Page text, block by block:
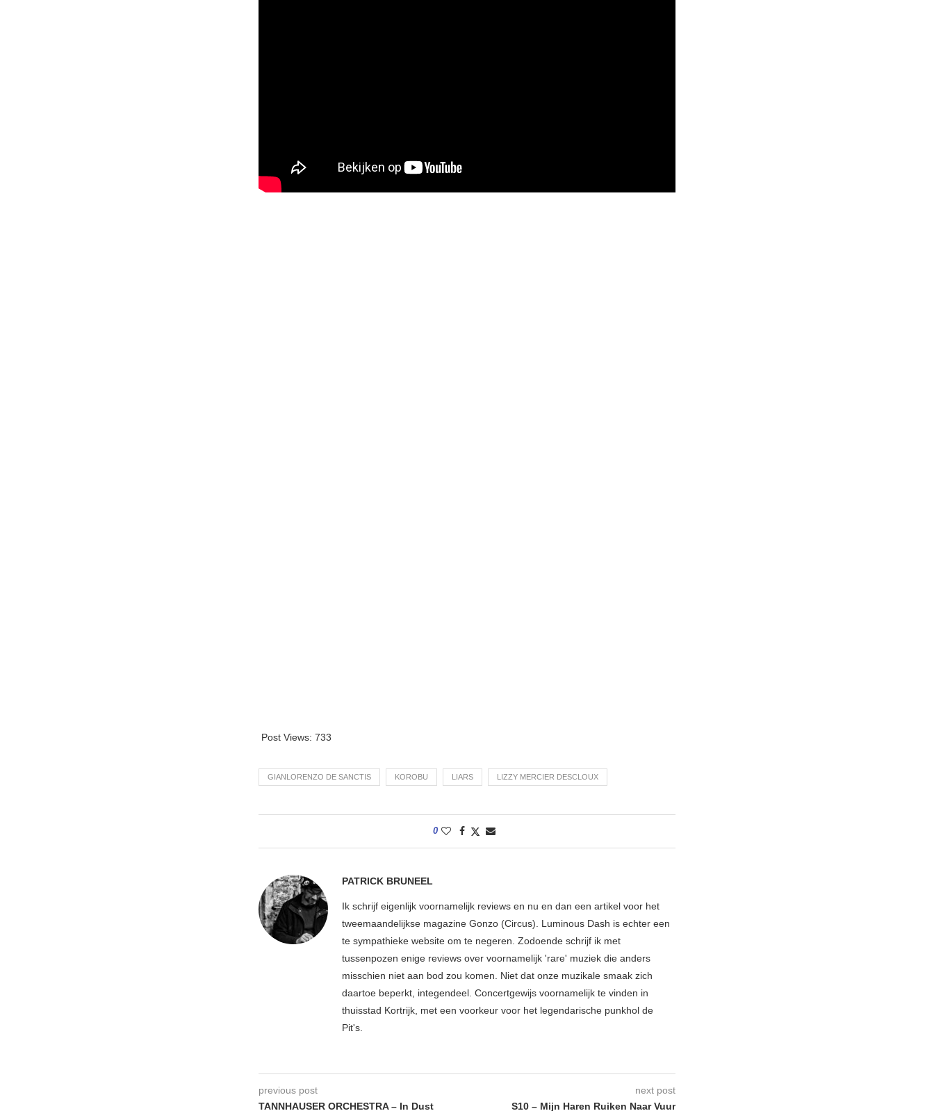
Post Views: 733
GIANLORENZO DE SANCTIS KOROBU LIARS LIZZY MERCIER DESCLOUX
0
PATRICK BRUNEEL
Ik schrijf eigenlijk voornamelijk reviews en nu en dan een artikel voor het
tweemaandelijkse magazine Gonzo (Circus). Luminous Dash is echter een
te sympathieke website om te negeren. Zodoende schrijf ik met
tussenpozen enige reviews over voornamelijk 'rare' muziek die anders
misschien niet aan bod zou komen. Niet dat onze muzikale smaak zich
daartoe beperkt, integendeel. Concertgewijs voornamelijk te vinden in
thuisstad Kortrijk, met een voorkeur voor het legendarische punkhol de
Pit's.
previous post
TANNHAUSER ORCHESTRA – In Dust
next post
S10 – Mijn Haren Ruiken Naar Vuur